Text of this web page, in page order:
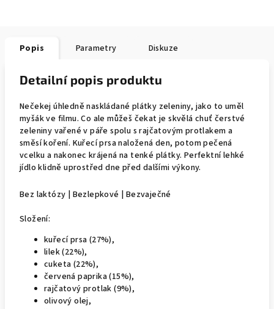
Popis Parametry Diskuze
Detailní popis produktu
Nečekej úhledně naskládané plátky zeleniny, jako to uměl
myšák ve filmu. Co ale můžeš čekat je skvělá chuť čerstvé
zeleniny vařené v páře spolu s rajčatovým protlakem a
směsí koření. Kuřecí prsa naložená den, potom pečená
vcelku a nakonec krájená na tenké plátky. Perfektní lehké
jídlo klidně uprostřed dne před dalšími výkony.
Bez laktózy | Bezlepkové | Bezvaječné
Složení:
kuřecí prsa (27%),
lilek (22%),
cuketa (22%),
červená paprika (15%),
rajčatový protlak (9%),
olivový olej,